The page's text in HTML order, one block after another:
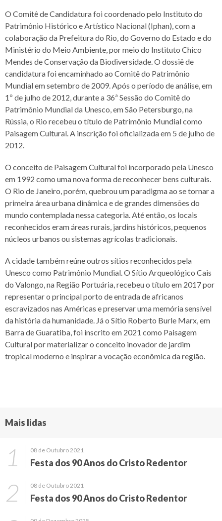
O Comitê de Candidatura foi coordenado pelo Instituto do
Patrimônio Histórico e Artístico Nacional (Iphan), com a
colaboração da Prefeitura do Rio, do Governo do Estado e do
Ministério do Meio Ambiente, por meio do Instituto Chico
Mendes de Conservação da Biodiversidade. O dossiê de
candidatura foi encaminhado ao Comitê do Patrimônio
Mundial em setembro de 2009. Após o período de análise, em
1º de julho de 2012, durante a 36ª Sessão do Comitê do
Patrimônio Mundial da Unesco, em São Petersburgo, na
Rússia, o Rio recebeu o título de Patrimônio Mundial como
Paisagem Cultural. A inscrição foi oficializada em 5 de julho de
2012.
O conceito de Paisagem Cultural foi incorporado pela Unesco
em 1992 como uma nova forma de reconhecer bens culturais.
O Rio de Janeiro, porém, quebrou um paradigma ao se tornar a
primeira área urbana dinâmica e de grandes dimensões do
mundo contemplada nessa categoria. Até então, os locais
reconhecidos eram áreas rurais, jardins históricos, pequenos
núcleos urbanos ou sistemas agrícolas tradicionais.
A cidade também reúne outros sítios reconhecidos pela
Unesco como Patrimônio Mundial. O Sítio Arqueológico Cais
do Valongo, na Região Portuária, recebeu o título em 2017 por
representar o principal porto de entrada de africanos
escravizados nas Américas e preservar uma memória sensível
da história da humanidade. Já o Sítio Roberto Burle Marx, em
Barra de Guaratiba, foi inscrito em 2021 como Paisagem
Cultural por materializar o conceito inovador de jardim
tropical moderno e inspirar a vocação econômica da região.
Mais lidas
08 de Outubro 2021
Festa dos 90 Anos do Cristo Redentor
08 de Outubro 2021
Festa dos 90 Anos do Cristo Redentor